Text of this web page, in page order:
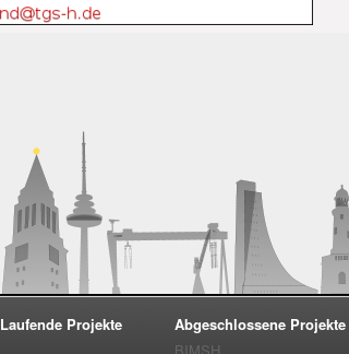
Laufende Projekte
Abgeschlossene Projekte